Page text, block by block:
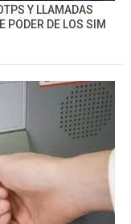
Y LLAMADAS
PODER DE LOS SIM